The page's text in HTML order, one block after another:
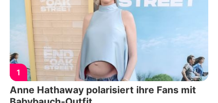
1
Anne Hathaway polarisiert ihre Fans mit